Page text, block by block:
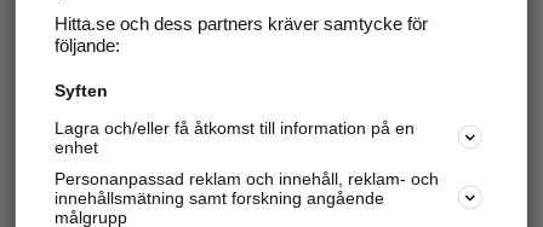
Hitta.se - Gratis nummerupplysning.
Sök företag, personer och platser.
Hitta telefonnummer, adresser, företagsinfo mm.
Hitta.se och dess partners kräver samtycke för
följande:
Syften
Lagra och/eller få åtkomst till information på en
enhet
Personanpassad reklam och innehåll, reklam- och
innehållsmätning samt forskning angående
målgrupp